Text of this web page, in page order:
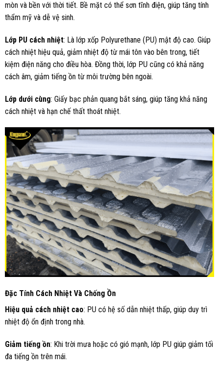
mòn và bền với thời tiết. Bề mặt có thể sơn tĩnh điện, giúp tăng tính
thẩm mỹ và dễ vệ sinh.
Lớp PU cách nhiệt: Là lớp xốp Polyurethane (PU) mật độ cao. Giúp
cách nhiệt hiệu quả, giảm nhiệt độ từ mái tôn vào bên trong, tiết
kiệm điện năng cho điều hòa. Đồng thời, lớp PU cũng có khả năng
cách âm, giảm tiếng ồn từ môi trường bên ngoài.
Lớp dưới cùng: Giấy bạc phản quang bắt sáng, giúp tăng khả năng
cách nhiệt và hạn chế thất thoát nhiệt.
Đặc Tính Cách Nhiệt Và Chống Ồn
Hiệu quả cách nhiệt cao: PU có hệ số dẫn nhiệt thấp, giúp duy trì
nhiệt độ ổn định trong nhà.
Giảm tiếng ồn: Khi trời mưa hoặc có gió mạnh, lớp PU giúp giảm tối
đa tiếng ồn trên mái.